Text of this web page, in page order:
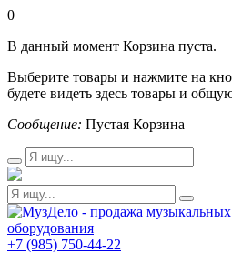
0
В данный момент Корзина пуста.
Выберите товары и нажмите на
будете видеть здесь товары и
Сообщение: Пустая Корзина
+7 (985) 750-44-22